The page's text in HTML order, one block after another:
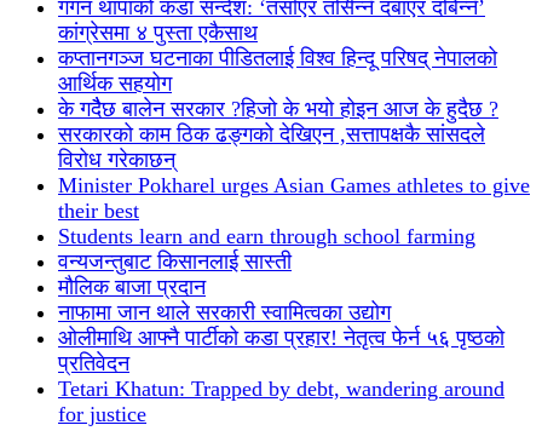
गगन थापाको कडा सन्देश: ‘तर्साएर तर्सिन्नँ दबाएर दबिन्नँ’
कांग्रेसमा ४ पुस्ता एकैसाथ
कप्तानगञ्ज घटनाका पीडितलाई विश्व हिन्दू परिषद् नेपालको
आर्थिक सहयोग
के गदैैछ बालेन सरकार ?हिजो के भयो होइन आज के हुदैछ ?
सरकारको काम ठिक ढङ्गको देखिएन ,सत्तापक्षकै सांसदले
विरोध गरेकाछन्
Minister Pokharel urges Asian Games athletes to give
their best
Students learn and earn through school farming
वन्यजन्तुबाट किसानलाई सास्ती
मौलिक बाजा प्रदान
नाफामा जान थाले सरकारी स्वामित्वका उद्योग
ओलीमाथि आफ्नै पार्टीको कडा प्रहार! नेतृत्व फेर्न ५६ पृष्ठको
प्रतिवेदन
Tetari Khatun: Trapped by debt, wandering around
for justice